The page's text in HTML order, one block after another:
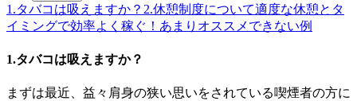
1.タバコは吸えますか？ 2.休憩制度について適度な休憩とタ
イミングで効率よく稼ぐ！ あまりオススメできない例
1.タバコは吸えますか？
まずは最近、益々肩身の狭い思いをされている喫煙者の方に